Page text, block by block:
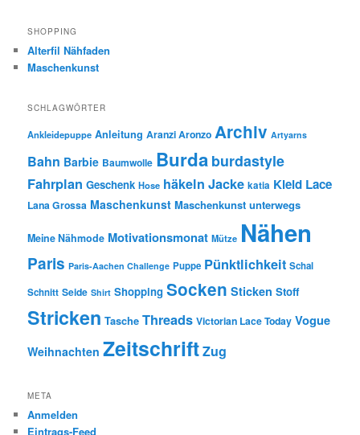
SHOPPING
Alterfil Nähfaden
Maschenkunst
SCHLAGWÖRTER
Ankleidepuppe Anleitung Aranzi Aronzo Archiv Artyarns
Bahn Barbie Baumwolle Burda burdastyle
Fahrplan Geschenk Hose häkeln Jacke katia Kleid Lace
Lana Grossa Maschenkunst Maschenkunst unterwegs
Meine Nähmode Motivationsmonat Mütze Nähen
Paris Paris-Aachen Challenge Puppe Pünktlichkeit Schal
Schnitt Seide Shirt Shopping Socken Sticken Stoff
Stricken Tasche Threads Victorian Lace Today Vogue
Weihnachten ZeitschriftZug
META
Anmelden
Eintrags-Feed